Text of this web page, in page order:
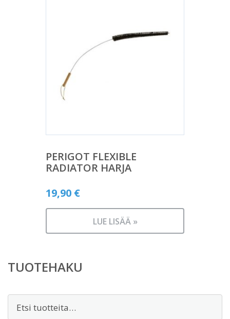
PERIGOT FLEXIBLE
RADIATOR HARJA
19,90 €
LUE LISÄÄ »
TUOTEHAKU